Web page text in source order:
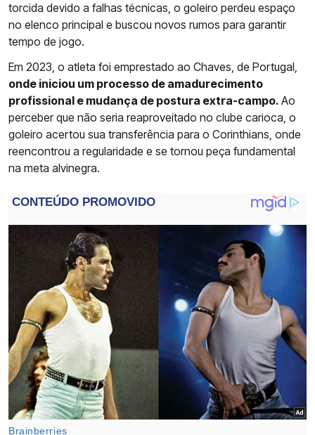
torcida devido a falhas técnicas, o goleiro perdeu espaço
no elenco principal e buscou novos rumos para garantir
tempo de jogo.
Em 2023, o atleta foi emprestado ao Chaves, de Portugal,
onde iniciou um processo de amadurecimento
profissional e mudança de postura extra-campo. Ao
perceber que não seria reaproveitado no clube carioca, o
goleiro acertou sua transferência para o Corinthians, onde
reencontrou a regularidade e se tornou peça fundamental
na meta alvinegra.